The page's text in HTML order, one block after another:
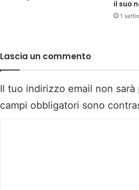
il suo
1
Lascia un commento
Il tuo indirizzo email non sarà
campi obbligatori sono